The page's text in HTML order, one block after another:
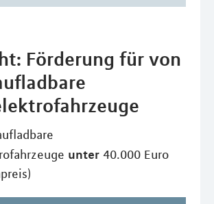
Förderung für von
unter 40.000 Euro